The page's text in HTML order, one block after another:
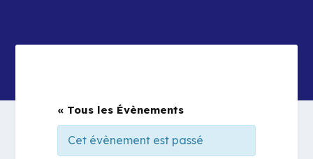
« Tous les Évènements
Cet évènement est passé